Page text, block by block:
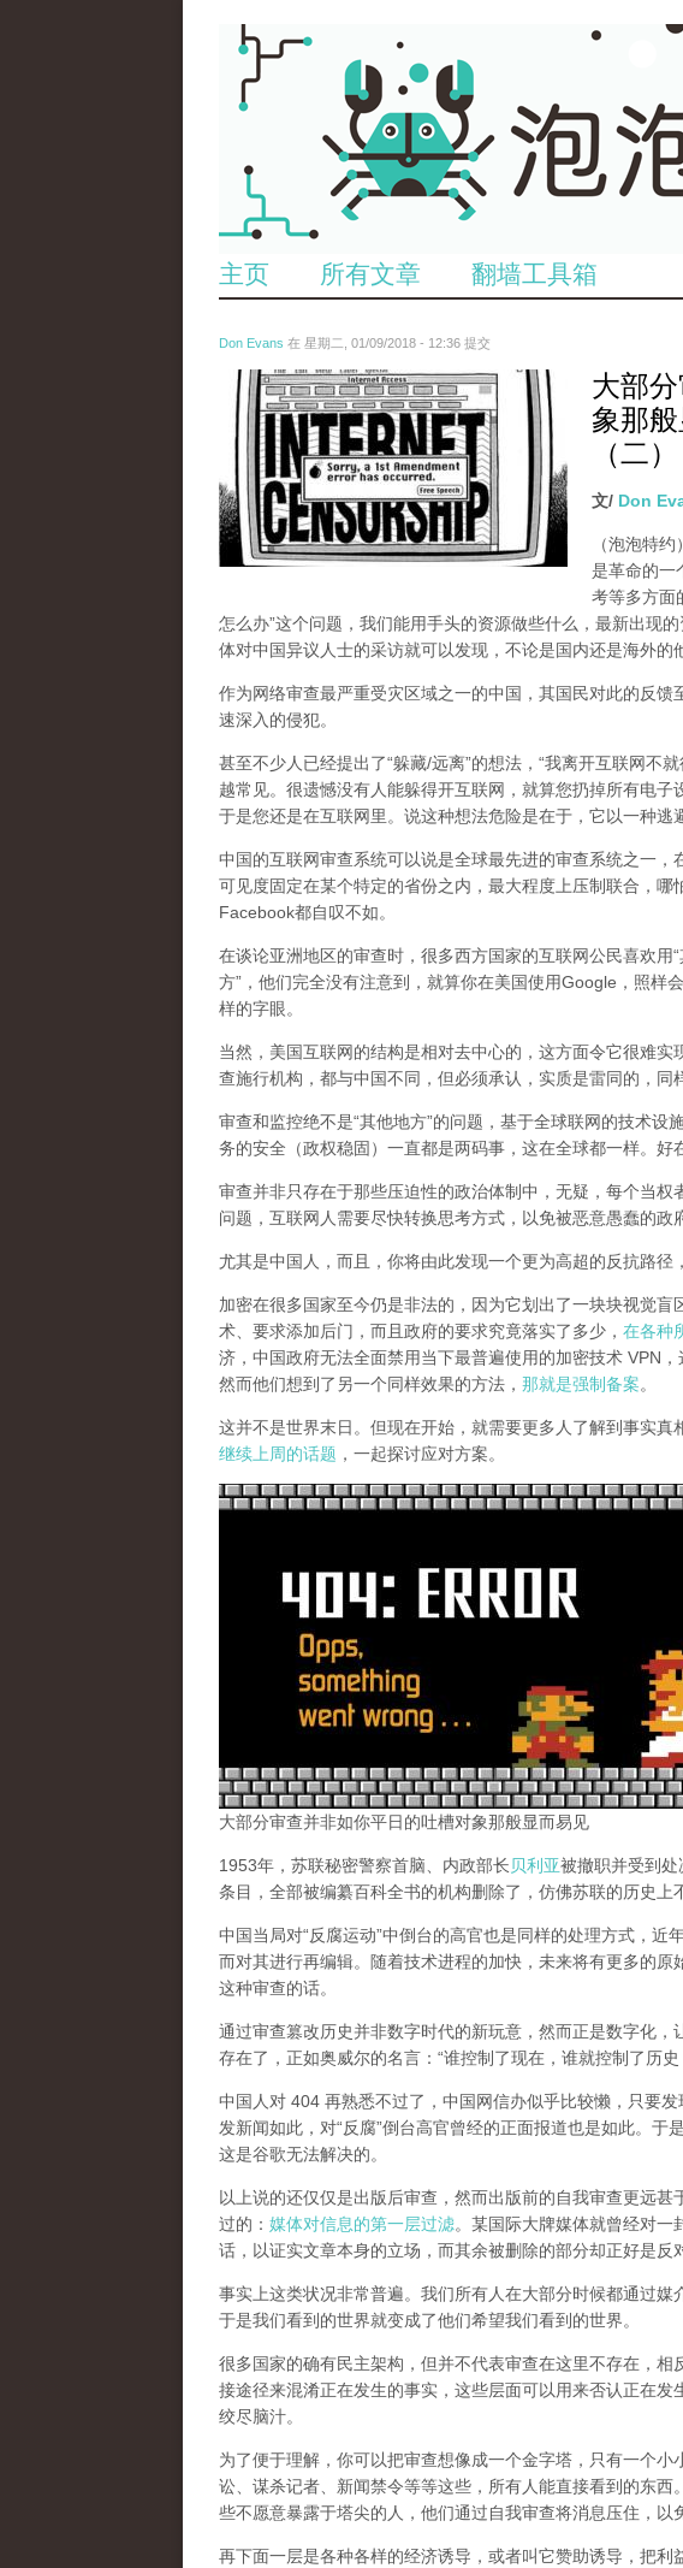
主页 所有文章 翻墙工具箱
Don Evans 在 星期二, 01/09/2018 - 12:36 提交
wechatimg866.jpeg
大部
象那
（二）
文/ Don
（泡泡特约）
是革命的一
考等多方面
怎么办”这个问题，我们能用手头的资源做些什么，最新出现
体对中国异议人士的采访就可以发现，不论是国内还是海外的
作为网络审查最严重受灾区域之一的中国，其国民对此的反
速深入的侵犯。
甚至不少人已经提出了“躲藏/远离”的想法，“我离开互联网不
越常见。很遗憾没有人能躲得开互联网，就算您扔掉所有电子
于是您还是在互联网里。说这种想法危险是在于，它以一种逃
中国的互联网审查系统可以说是全球最先进的审查系统之一
可见度固定在某个特定的省份之内，最大程度上压制联合 ，哪
Facebook都自叹不如。
在谈论亚洲地区的审查时，很多西方国家的互联网公民喜欢用
方”，他们完全没有注意到， 就算你在美国使用Google，照样
样的字眼。
当然，美国互联网的结构是相对去中心的，这方面令它很难
查施行机构，都与中国不同，但必须承认， 实质是雷同的，同
审查和监控绝不是“其他地方”的问题，基于全球联网的技术设
务的安全（政权稳固）一直都是两码事，这在全球都一样。好
审查并非只存在于那些压迫性的政治体制中，无疑，每个当
问题，互联网人需要尽快转换思考方式，以免被恶意愚蠢的政
尤其是中国人，而且，你将由此发现一个更为高超的反抗路径
加密在很多国家至今仍是非法的，因为它划出了一块块视觉
术、要求添加后门，而且政府的要求究竟落实了多少， 在各种
济，中国政府无法全面禁用当下最普遍使用的加密技术 VPN
然而他们想到了另一个同样效果的方法， 那就是强制备案。
这并不是世界末日。但现在开始，就需要更多人了解到事实真
继续上周的话题 ，一起探讨应对方案。
大部分审查并非如你平日的吐槽对象那般显而易见
1953年，苏联秘密警察首脑、内政部长贝利亚被撤职并受到
条目，全部被编纂百科全书的机构删除了，仿佛苏联的历史上
中国当局对“反腐运动”中倒台的高官也是同样的处理方式，近
而对其进行再编辑。随着技术进程的加快，未来将有更多的
这种审查的话。
通过审查篡改历史并非数字时代的新玩意，然而正是数字化
存在了，正如奥威尔的名言：“谁控制了现在，谁就控制了历史
中国人对 404 再熟悉不过了，中国网信办似乎比较懒，只要
发新闻如此，对“反腐”倒台高官曾经的正面报道也是如此。于
这是谷歌无法解决的。
以上说的还仅仅是出版后审查，然而出版前的自我审查更远甚
过的： 媒体对信息的第一层过滤。某国际大牌媒体就曾经对
话，以证实文章本身的立场，而其余被删除的部分却正好是反
事实上这类状况非常普遍。我们所有人在大部分时候都通过媒
于是我们看到的世界就变成了他们希望我们看到的世界。
很多国家的确有民主架构，但并不代表审查在这里不存在，
接途径来混淆正在发生的事实，这些层面可以用来否认正在
绞尽脑汁。
为了便于理解，你可以把审查想像成一个金字塔，只有一个
讼、谋杀记者、新闻禁令等等这些，所有人能直接看到的东
些不愿意暴露于塔尖的人，他们通过自我审查将消息压住，以
再下面一层是各种各样的经济诱导，或者叫它赞助诱导，把